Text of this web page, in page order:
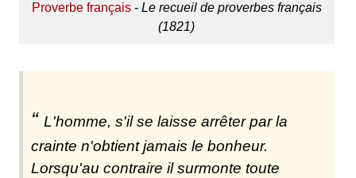
Proverbe français- Le recueil de proverbes français
(1821)
L'homme, s'il se laisse arrêter par la
crainte n'obtient jamais le bonheur.
Lorsqu'au contraire il surmonte toute